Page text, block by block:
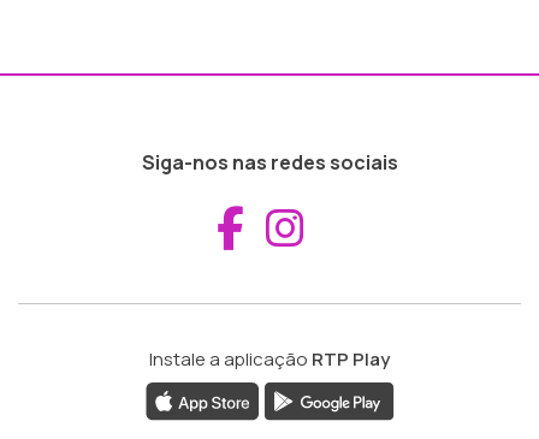
Siga-nos nas redes sociais
Aceder ao
Instale a aplicação RTP Play